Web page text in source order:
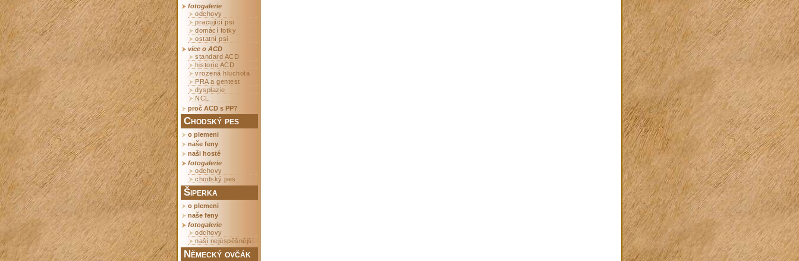
fotogalerie
odchovy
pracující psi
domácí fotky
ostatní psi
více o ACD
standard ACD
historie ACD
vrozená hluchota
PRA a gentest
dysplazie
NCL
proč ACD s PP?
Chodský pes
o plemeni
naše feny
naši hosté
fotogalerie
odchovy
chodský pes
Šiperka
o plemeni
naše feny
fotogalerie
odchovy
naši nejúspěšnější
Německý ovčák